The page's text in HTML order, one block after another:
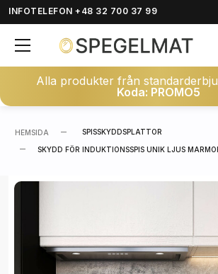
INFOTELEFON +48 32 700 37 99
Alla produkter från
Koda: PROMO5
HEMSIDA SPISSKYDDSPLATTOR
SKYDD FÖR INDUKTIONSSPIS UNIK LJUS